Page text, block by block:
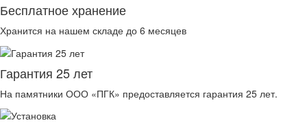
Бесплатное хранение
Хранится на нашем складе до 6 месяцев
Гарантия 25 лет
На памятники ООО «ПГК» предоставляется гарантия 25 лет.